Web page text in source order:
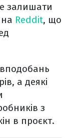
залишати
Reddit, що
а деякі
з
в проєкт.